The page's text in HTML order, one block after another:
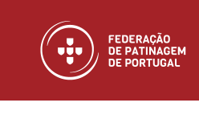
Skip to main content